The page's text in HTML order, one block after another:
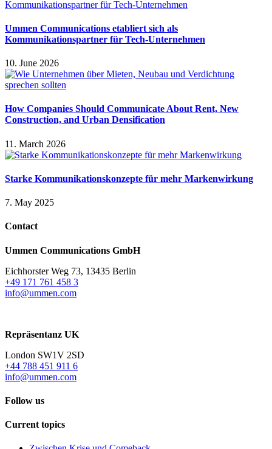
Ummen Communications etabliert sich als
Kommunikationspartner für Tech-Unternehmen
10. June 2026
How Companies Should Communicate About Rent, New
Construction, and Urban Densification
11. March 2026
Starke Kommunikationskonzepte für mehr Markenwirkung
7. May 2025
Contact
Ummen Communications GmbH
Eichhorster Weg 73, 13435 Berlin
+49 171 761 458 3
info@ummen.com
Repräsentanz UK
London SW1V 2SD
+44 788 451 911 6
info@ummen.com
Follow us
Current topics